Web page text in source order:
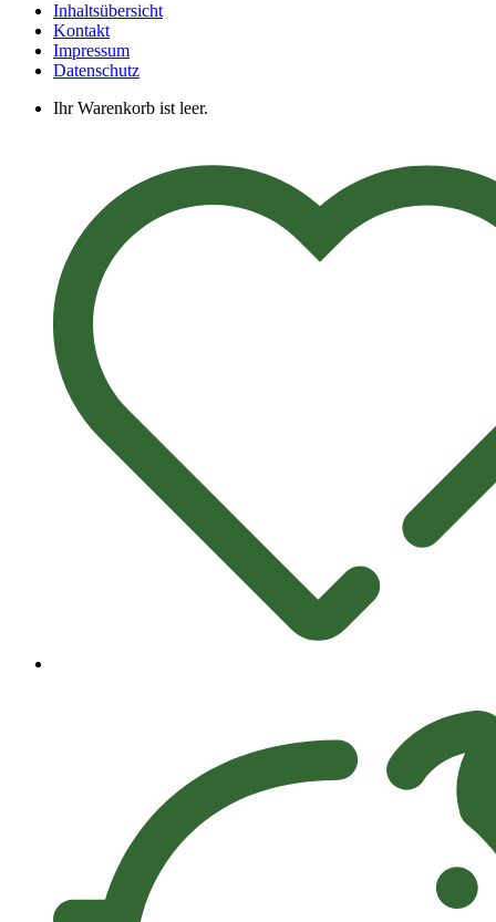
Inhaltsübersicht
Kontakt
Impressum
Datenschutz
Ihr Warenkorb ist leer.